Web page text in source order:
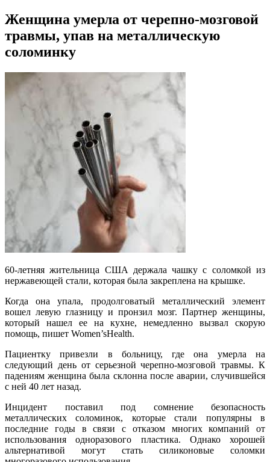
Женщина умерла от черепно-мозговой
травмы, упав на металлическую
соломинку
60-летняя жительница США держала чашку с соломкой из
нержавеющей стали, которая была закреплена на крышке.
Когда она упала, продолговатый металлический элемент
вошел левую глазницу и пронзил мозг. Партнер женщины,
который нашел ее на кухне, немедленно вызвал скорую
помощь, пишет Women’sHealth.
Пациентку привезли в больницу, где она умерла на
следующий день от серьезной черепно-мозговой травмы. К
падениям женщина была склонна после аварии, случившейся
с ней 40 лет назад.
Инцидент поставил под сомнение безопасность
металлических соломинок, которые стали популярны в
последние годы в связи с отказом многих компаний от
использования одноразового пластика. Однако хорошей
альтернативой могут стать силиконовые соломки